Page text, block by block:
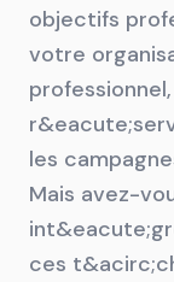
objectifs
votre
les
Mais avez-
ces